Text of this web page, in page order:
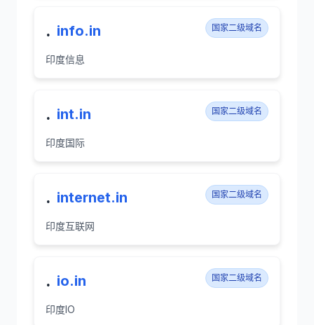
. info.in 国家二级域名
印度信息
. int.in 国家二级域名
印度国际
. internet.in 国家二级域名
印度互联网
. io.in 国家二级域名
印度IO